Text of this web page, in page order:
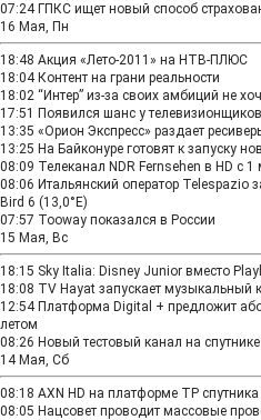
07:24 ГПКС ищет новый способ
16 Мая, Пн
18:48 Акция «Лето-2011» на НТВ-ПЛЮС
18:04 Контент на грани реальности
18:02 “Интер” из-за своих амбиций не
17:51 Появился шанс у
13:35 «Орион Экспресс» раздает
13:25 На Байконуре готовят к запуску
08:09 Телеканал NDR Fernsehen в HD с
08:06 Итальянский оператор Telespazio
Bird 6 (13,0°E)
07:57 Tooway показался в России
15 Мая, Вс
18:15 Sky Italia: Disney Junior вместо
18:08 TV Hayat запускает
12:54 Платформа Digital + предложит
летом
08:26 Новый тестовый канал на
14 Мая, Сб
08:18 AXN HD на платформе TP
08:05 Нацсовет проводит массовые